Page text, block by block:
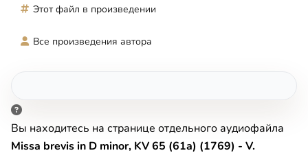
Этот файл в произведении
Все произведения автора
Вы находитесь на странице отдельного аудиофайла
Missa brevis in D minor, KV 65 (61a) (1769) - V.